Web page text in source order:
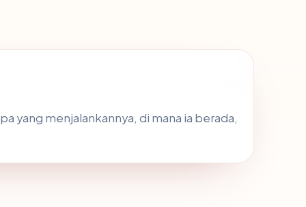
yang menjalankannya, di mana ia berada,